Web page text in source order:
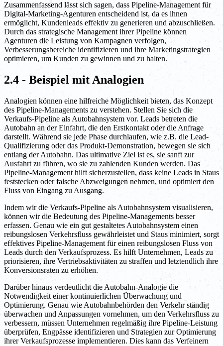
Zusammenfassend lässt sich sagen, dass Pipeline-Management für
Digital-Marketing-Agenturen entscheidend ist, da es ihnen
ermöglicht, Kundenleads effektiv zu generieren und abzuschließen.
Durch das strategische Management ihrer Pipeline können
Agenturen die Leistung von Kampagnen verfolgen,
Verbesserungsbereiche identifizieren und ihre Marketingstrategien
optimieren, um Kunden zu gewinnen und zu halten.
2.4 - Beispiel mit Analogien
Analogien können eine hilfreiche Möglichkeit bieten, das Konzept
des Pipeline-Managements zu verstehen. Stellen Sie sich die
Verkaufs-Pipeline als Autobahnsystem vor. Leads betreten die
Autobahn an der Einfahrt, die den Erstkontakt oder die Anfrage
darstellt. Während sie jede Phase durchlaufen, wie z.B. die Lead-
Qualifizierung oder das Produkt-Demonstration, bewegen sie sich
entlang der Autobahn. Das ultimative Ziel ist es, sie sanft zur
Ausfahrt zu führen, wo sie zu zahlenden Kunden werden. Das
Pipeline-Management hilft sicherzustellen, dass keine Leads in Staus
feststecken oder falsche Abzweigungen nehmen, und optimiert den
Fluss von Eingang zu Ausgang.
Indem wir die Verkaufs-Pipeline als Autobahnsystem visualisieren,
können wir die Bedeutung des Pipeline-Managements besser
erfassen. Genau wie ein gut gestaltetes Autobahnsystem einen
reibungslosen Verkehrsfluss gewährleistet und Staus minimiert, sorgt
effektives Pipeline-Management für einen reibungslosen Fluss von
Leads durch den Verkaufsprozess. Es hilft Unternehmen, Leads zu
priorisieren, ihre Vertriebsaktivitäten zu straffen und letztendlich ihre
Konversionsraten zu erhöhen.
Darüber hinaus verdeutlicht die Autobahn-Analogie die
Notwendigkeit einer kontinuierlichen Überwachung und
Optimierung. Genau wie Autobahnbehörden den Verkehr ständig
überwachen und Anpassungen vornehmen, um den Verkehrsfluss zu
verbessern, müssen Unternehmen regelmäßig ihre Pipeline-Leistung
überprüfen, Engpässe identifizieren und Strategien zur Optimierung
ihrer Verkaufsprozesse implementieren. Dies kann das Verfeinern